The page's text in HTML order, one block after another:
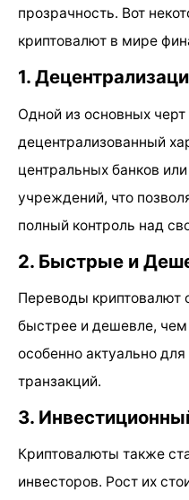
прозрачность. Вот
криптовалют в мире
1.
Одной из основных
децентрализованный
центральных банков
учреждений, что
полный контроль над
2. Быстрые и
Переводы криптовалют
быстрее и дешевле,
особенно актуально
транзакций.
3.
Криптовалюты также
инвесторов. Рост их